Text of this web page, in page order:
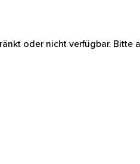
oder nicht verfügbar. Bitte